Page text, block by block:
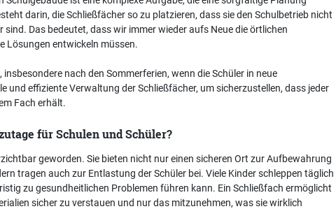
darin, die Schließfächer so zu platzieren, dass sie den Schulbetrieb nicht
Das bedeutet, dass wir immer wieder aufs Neue die örtlichen
Lösungen entwickeln müssen.
nach den Sommerferien, wenn die Schüler in neue
und effiziente Verwaltung der Schließfächer, um sicherzustellen, dass jeder
Fach erhält.
für Schulen und Schüler?
geworden. Sie bieten nicht nur einen sicheren Ort zur Aufbewahrung
tragen auch zur Entlastung der Schüler bei. Viele Kinder schleppen täglich
zu gesundheitlichen Problemen führen kann. Ein Schließfach ermöglicht
sicher zu verstauen und nur das mitzunehmen, was sie wirklich